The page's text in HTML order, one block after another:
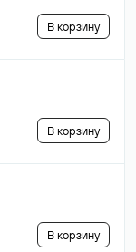
В корзину
В корзину
В корзину